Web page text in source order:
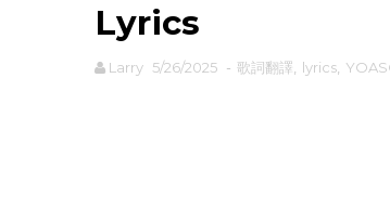
Lyrics
Larry 5/26/2025 - 歌詞翻譯 lyrics